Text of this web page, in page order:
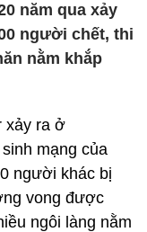
năm qua xảy
người chết, thi
nằm khắp
xảy ra ở
mạng của
người khác bị
vong được
ngôi làng nằm